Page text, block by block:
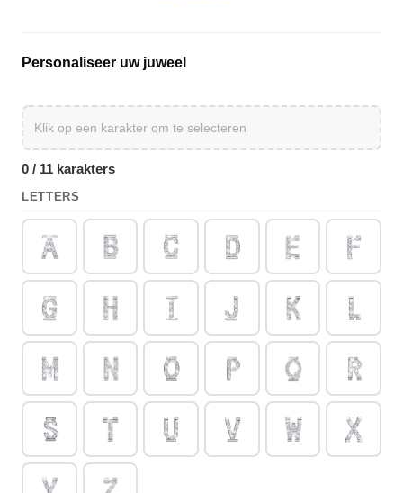
Personaliseer uw juweel
0 / 11 karakters
LETTERS